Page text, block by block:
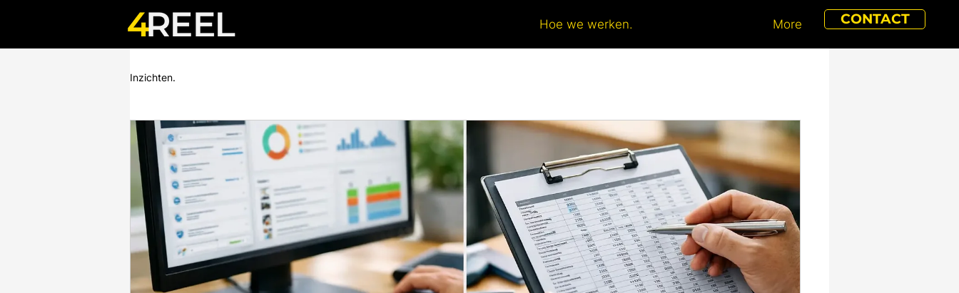
Hoe we werken. More CONTACT
Inzichten.